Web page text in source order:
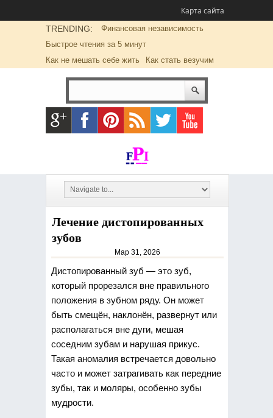
Карта сайта
TRENDING:
Финансовая независимость
Быстрое чтения за 5 минут
Как не мешать себе жить
Как стать везучим
Лечение дистопированных
зубов
Мар 31, 2026
Дистопированный зуб — это зуб,
который прорезался вне правильного
положения в зубном ряду. Он может
быть смещён, наклонён, развернут или
располагаться вне дуги, мешая
соседним зубам и нарушая прикус.
Такая аномалия встречается довольно
часто и может затрагивать как передние
зубы, так и моляры, особенно зубы
мудрости.